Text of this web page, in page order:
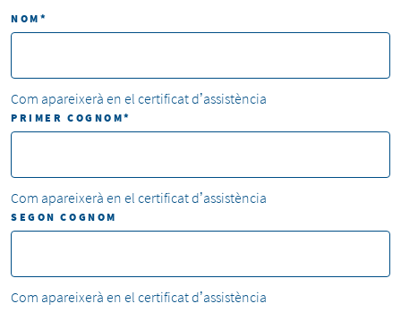
NOM *
Com apareixerà en el certificat d’assistència
PRIMER COGNOM*
Com apareixerà en el certificat d’assistència
SEGON COGNOM
Com apareixerà en el certificat d’assistència